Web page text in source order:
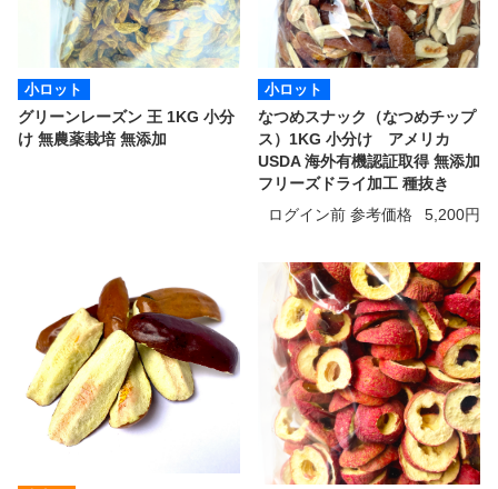
小ロット
グリーンレーズン 王 1KG 小分
け 無農薬栽培 無添加
小ロット
なつめスナック（なつめチップ
ス）1KG 小分け アメリカ
USDA 海外有機認証取得 無添加
フリーズドライ加工 種抜き
ログイン前 参考価格
5,200円